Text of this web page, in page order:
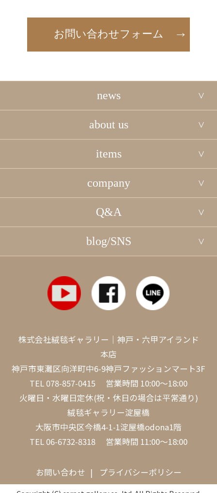
お問い合わせフォーム
news
about us
items
company
Q&A
blog/SNS
株式会社絨毯ギャラリー｜神戸・六甲アイランド
本店
神戸市東灘区向洋町中6-9神戸ファッションマート3F
TEL 078-857-0415 営業時間 10:00～18:00
火曜日・水曜日定休(祝・休日の場合は平常通り)
絨毯ギャラリー淀屋橋
大阪市中央区今橋4-1-1淀屋橋odona1階
TEL 06-6732-8318 営業時間 11:00～18:00
お問い合わせ プライバシーポリシー